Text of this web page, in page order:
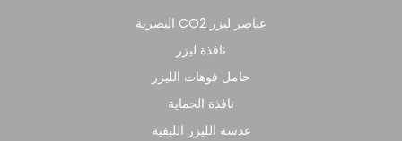
عناصر ليزر CO2 البصرية
نافذة ليزر
حامل فوهات الليزر
نافذة الحماية
عدسة الليزر الليفية